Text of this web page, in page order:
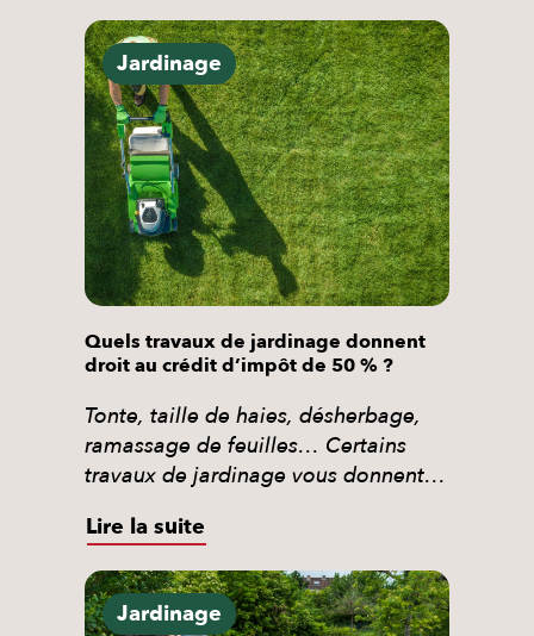
Jardinage
Quels travaux de jardinage donnent
droit au crédit d’impôt de 50 % ?
Tonte, taille de haies, désherbage,
ramassage de feuilles… Certains
travaux de jardinage vous donnent
dans le cadre des services à la
personne. Voici exactement ce qui
est éligible, ce qui ne l’est pas, et
comment en bénéficier sans avancer
Lire la suite
Jardinage